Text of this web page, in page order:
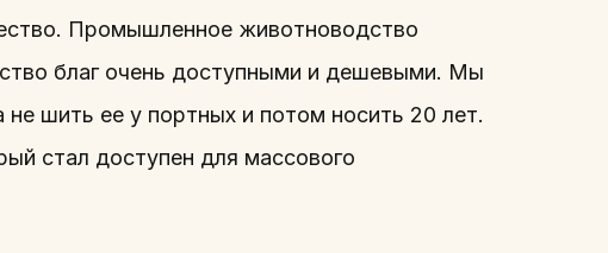
Промышленное животноводство
благ очень доступными и дешевыми. Мы
шить ее у портных и потом носить 20 лет.
стал доступен для массового